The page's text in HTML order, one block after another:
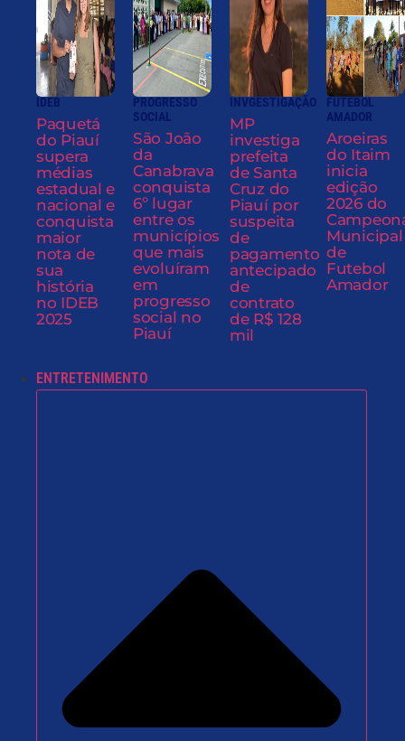
IDEB
Paquetá
do Piauí
supera
médias
estadual e
nacional e
conquista
maior
nota de
sua
história
no IDEB
2025
PROGRESSO
SOCIAL
São João
da
Canabrava
conquista
6º lugar
entre os
municípios
que mais
evoluíram
em
progresso
social no
Piauí
INVGESTIGAÇÃO
MP
investiga
prefeita
de Santa
Cruz do
Piauí por
suspeita
de
pagamento
antecipado
de
contrato
de R$ 128
mil
FUTEBOL
AMADOR
Aroeiras
do Itaim
inicia
edição
2026 do
Municipal
de
Futebol
Amador
ENTRETENIMENTO